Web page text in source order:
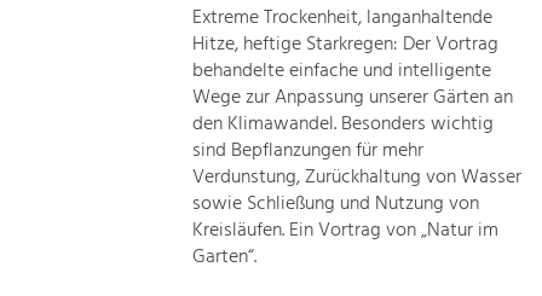
Extreme Trockenheit, langanhaltende
Hitze, heftige Starkregen: Der Vortrag
behandelte einfache und intelligente
Wege zur Anpassung unserer Gärten an
den Klimawandel. Besonders wichtig
sind Bepflanzungen für mehr
Verdunstung, Zurückhaltung von Wasser
sowie Schließung und Nutzung von
Kreisläufen. Ein Vortrag von „Natur im
Garten“.